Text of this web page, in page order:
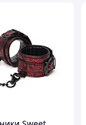
клиентов.
место, мы
нашим
заботой и
что каждый
к нам в